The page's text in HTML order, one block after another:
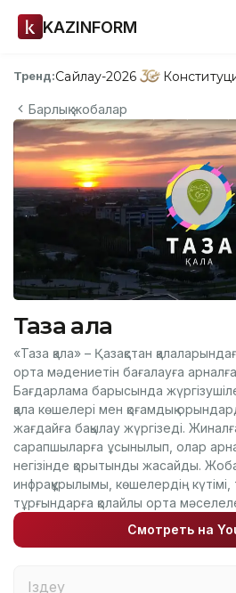
KAZINFORM
Тренд:Сайлау-2026
Барлық жобалар
Таза қала
«Таза қала» – Қазақстан
орта мәдениетін бағалауға
Бағдарлама барысында
қала көшелері мен қоғамдық
жағдайға бақылау жүргізеді.
сарапшыларға ұсынылып, олар
негізінде қорытынды жасайды.
инфрақұрылымы, көшелердің күтімі,
тұрғындарға қолайлы орта
Смотреть на